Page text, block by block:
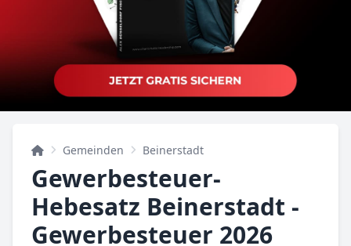
Gemeinden Beinerstadt
Gewerbesteuer-
Hebesatz Beinerstadt -
Gewerbesteuer 2026